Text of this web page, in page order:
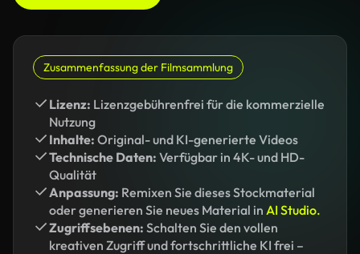
Zusammenfassung der Filmsammlung
Lizenz: Lizenzgebührenfrei für die kommerzielle
Nutzung
Inhalte: Original- und KI-generierte Videos
Technische Daten: Verfügbar in 4K- und HD-
Qualität
Anpassung: Remixen Sie dieses Stockmaterial
oder generieren Sie neues Material in AI Studio.
Zugriffsebenen: Schalten Sie den vollen
kreativen Zugriff und fortschrittliche KI frei –